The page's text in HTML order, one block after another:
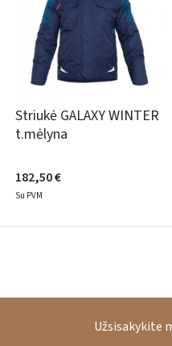
Striukė GALAXY WINTER
t.mėlyna
182,50 €
Su PVM
Užsisakykite